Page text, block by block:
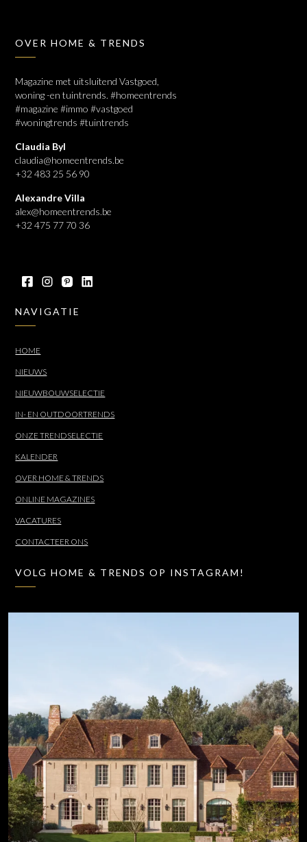
OVER HOME & TRENDS
Magazine met uitsluitend Vastgoed,
woning -en tuintrends. #homeentrends
#magazine #immo #vastgoed
#woningtrends #tuintrends
Claudia Byl
claudia@homeentrends.be
+32 483 25 56 90
Alexandre Villa
alex@homeentrends.be
+32 475 77 70 36
NAVIGATIE
HOME
NIEUWS
NIEUWBOUWSELECTIE
IN- EN OUTDOORTRENDS
ONZE TRENDSELECTIE
KALENDER
OVER HOME & TRENDS
ONLINE MAGAZINES
VACATURES
CONTACTEER ONS
VOLG HOME & TRENDS OP INSTAGRAM!